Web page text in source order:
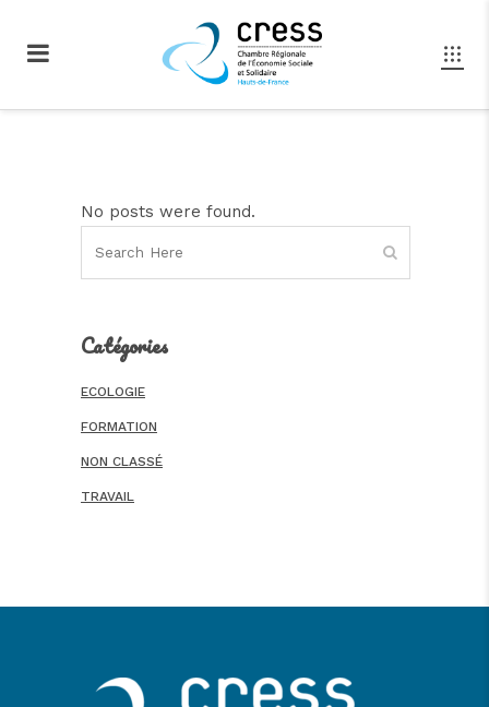
No posts were found.
Catégories
ECOLOGIE
FORMATION
NON CLASSÉ
TRAVAIL